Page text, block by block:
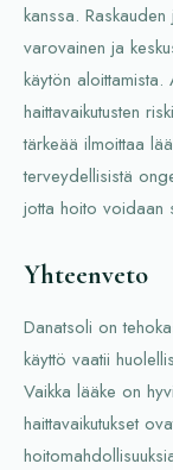
kanssa.
varovainen ja
käytön aloittamista.
haittavaikutusten
tärkeää ilmoittaa
terveydellisistä
jotta hoito voidaan
Yhteenveto
Danatsoli on
käyttö vaatii
Vaikka lääke on
haittavaikutukset